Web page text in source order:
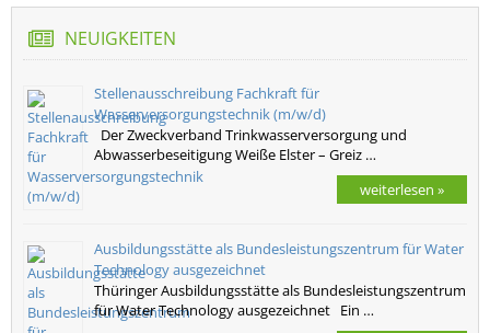
NEUIGKEITEN
Stellenausschreibung Fachkraft für
Wasserversorgungstechnik (m/w/d)
Der Zweckverband Trinkwasserversorgung und
Abwasserbeseitigung Weiße Elster – Greiz …
weiterlesen »
Ausbildungsstätte als Bundesleistungszentrum für Water
Technology ausgezeichnet
Thüringer Ausbildungsstätte als Bundesleistungszentrum
für Water Technology ausgezeichnet Ein …